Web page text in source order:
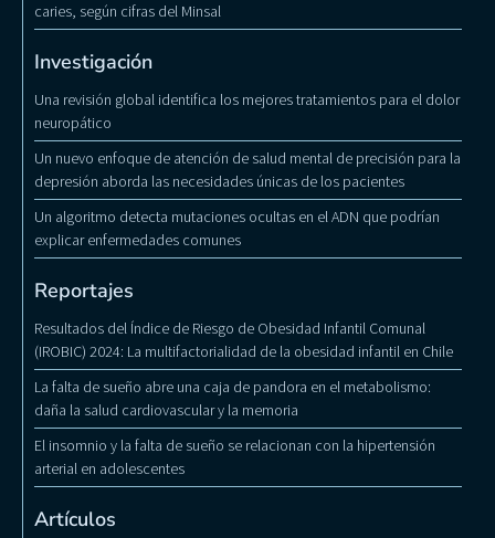
caries, según cifras del Minsal
Investigación
Una revisión global identifica los mejores tratamientos para el dolor
neuropático
Un nuevo enfoque de atención de salud mental de precisión para la
depresión aborda las necesidades únicas de los pacientes
Un algoritmo detecta mutaciones ocultas en el ADN que podrían
explicar enfermedades comunes
Reportajes
Resultados del Índice de Riesgo de Obesidad Infantil Comunal
(IROBIC) 2024: La multifactorialidad de la obesidad infantil en Chile
La falta de sueño abre una caja de pandora en el metabolismo:
daña la salud cardiovascular y la memoria
El insomnio y la falta de sueño se relacionan con la hipertensión
arterial en adolescentes
Artículos